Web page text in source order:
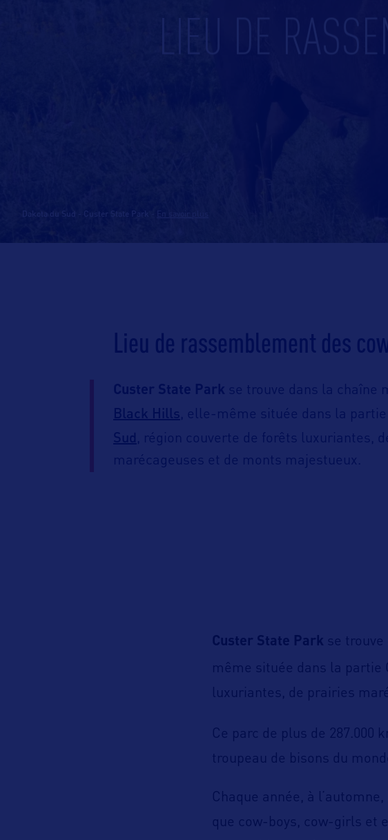
LIEU DE
Dakota du Sud - Custer State Park
Lieu de rassemblement des
Custer State Park se trouve dans la chaîne
Black Hills, elle-même située dans la partie
Sud , région couverte de forêts luxuriantes,
marécageuses et de monts majestueux.
Custer State Park se
même située dans la partie
luxuriantes, de prairies
Ce parc de plus de 287.000
troupeau de bisons du
Chaque année, à
que cow-boys, cow-girls et